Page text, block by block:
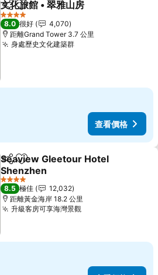
分享 放到收藏夾
文化旅館 • 翠雅山房
4 星級
8.0 很好
4,070
距離Grand Tower 3.7 公里
身處歷史文化建築群查看價格
查看價格
分享 放到收藏夾
Seaview Gleetour Hotel
Shenzhen
查看價格
4 星級
8.5 極佳
12,032
距離黃金海岸 18.2 公里
升級客房可享海灣景觀查看價格